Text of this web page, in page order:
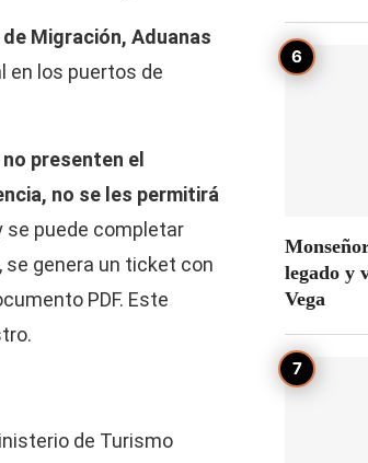
Migración, Aduanas
en los puertos de
presenten el
no se les permitirá
se puede completar
genera un ticket con
PDF. Este
de Turismo
legado y
Vega